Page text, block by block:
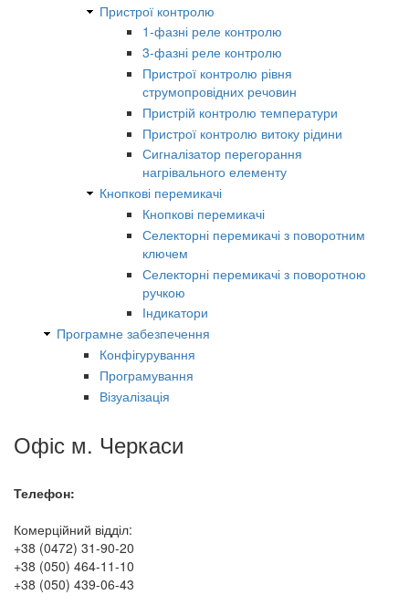
Пристрої контролю
1-фазні реле контролю
3-фазні реле контролю
Пристрої контролю рівня
струмопровідних речовин
Пристрій контролю температури
Пристрої контролю витоку рідини
Сигналізатор перегорання
нагрівального елементу
Кнопкові перемикачі
Кнопкові перемикачі
Селекторні перемикачі з поворотним
ключем
Селекторні перемикачі з поворотною
ручкою
Індикатори
Програмне забезпечення
Конфігурування
Програмування
Візуалізація
Офіс м. Черкаси
Телефон:
Комерційний відділ:
+38 (0472) 31-90-20
+38 (050) 464-11-10
+38 (050) 439-06-43